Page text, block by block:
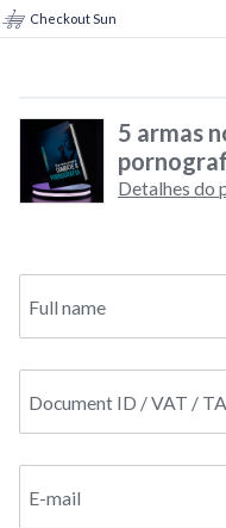
Checkout Sun
5 armas
Detalhes do
Full name
Document ID / VAT /
E-mail